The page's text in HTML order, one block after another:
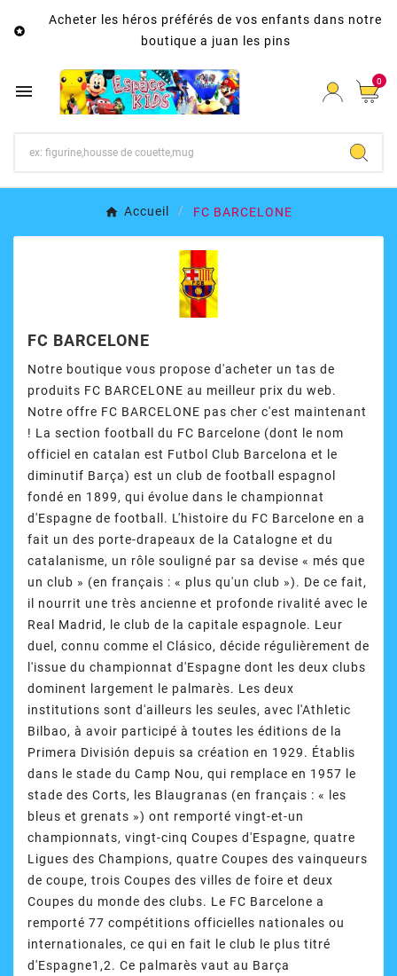

Acheter les héros préférés de vos enfants dans notre
boutique a juan les pins
 0
Accueil FC BARCELONE
FC BARCELONE
Notre boutique vous propose d'acheter un tas de
produits FC BARCELONE au meilleur prix du web.
Notre offre FC BARCELONE pas cher c'est maintenant
! La section football du FC Barcelone (dont le nom
officiel en catalan est Futbol Club Barcelona et le
diminutif Barça) est un club de football espagnol
fondé en 1899, qui évolue dans le championnat
d'Espagne de football. L'histoire du FC Barcelone en a
fait un des porte-drapeaux de la Catalogne et du
catalanisme, un rôle souligné par sa devise « més que
un club » (en français : « plus qu'un club »). De ce fait,
il nourrit une très ancienne et profonde rivalité avec le
Real Madrid, le club de la capitale espagnole. Leur
duel, connu comme el Clásico, décide régulièrement de
l'issue du championnat d'Espagne dont les deux clubs
dominent largement le palmarès. Les deux
institutions sont d'ailleurs les seules, avec l'Athletic
Bilbao, à avoir participé à toutes les éditions de la
Primera División depuis sa création en 1929. Établis
dans le stade du Camp Nou, qui remplace en 1957 le
stade des Corts, les Blaugranas (en français : « les
bleus et grenats ») ont remporté vingt-et-un
championnats, vingt-cinq Coupes d'Espagne, quatre
Ligues des Champions, quatre Coupes des vainqueurs
de coupe, trois Coupes des villes de foire et deux
Coupes du monde des clubs. Le FC Barcelone a
remporté 77 compétitions officielles nationales ou
internationales, ce qui en fait le club le plus titré
d'Espagne1,2. Ce palmarès vaut au Barça